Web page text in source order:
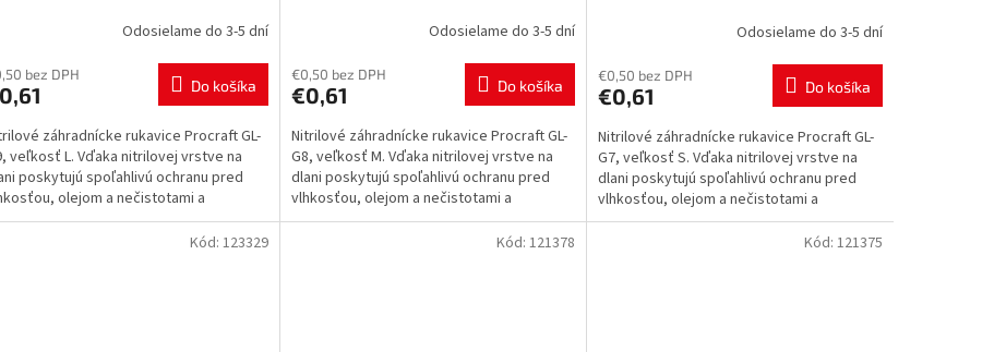
Odosielame do 3-5 dní
bez DPH
Do košíka
záhradnícke rukavice Procraft GL-
veľkosť L. Vďaka nitrilovej vrstve na
poskytujú spoľahlivú ochranu pred
olejom a nečistotami a
Odosielame do 3-5 dní
€0,50 bez DPH
€0,61 Do košíka
Nitrilové záhradnícke rukavice Procraft GL-
G8, veľkosť M. Vďaka nitrilovej vrstve na
dlani poskytujú spoľahlivú ochranu pred
vlhkosťou, olejom a nečistotami a
zároveň...
Odosielame do 3-5 dní
€0,50 bez DPH
€0,61 Do košíka
Nitrilové záhradnícke rukavice Procraft GL-
G7, veľkosť S. Vďaka nitrilovej vrstve na
dlani poskytujú spoľahlivú ochranu pred
vlhkosťou, olejom a nečistotami a
zároveň...
Kód: 123329 Kód: 121378 Kód: 121375